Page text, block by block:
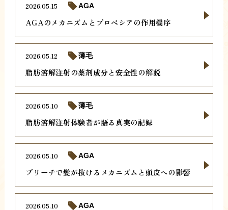
AGAのメカニズムとプロペシアの作用機序
2026.05.15 AGA
脂肪溶解注射の薬剤成分と安全性の解説
2026.05.12 薄毛
脂肪溶解注射体験者が語る真実の記録
2026.05.10 薄毛
ブリーチで髪が抜けるメカニズムと頭皮への影響
2026.05.10 AGA
2026.05.10 AGA